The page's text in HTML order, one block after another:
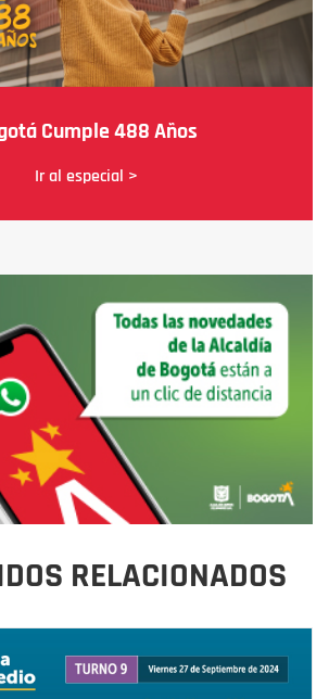
Cumple 488 Años
Ir al especial >
RELACIONADOS